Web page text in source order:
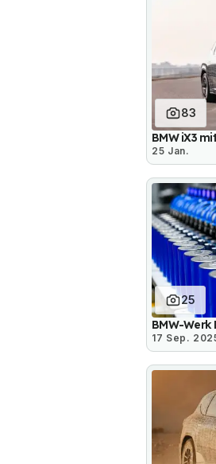
83
BMW iX3
25 Jan.
25
BMW-Werk
17 Sep.